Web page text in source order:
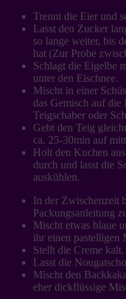
Trennt die Eier und
Lasst den Zucker
so lange weiter, bis
hat (Zur Probe
Schlagt die Eigelbe
unter den Eischnee.
Mischt in einer
das Gemisch auf die
Teigschaber oder
Gebt den Teig
ca. 25-30min auf
Holt den Kuchen
durch und lasst die
auskühlen.
In der Zwischenzeit
Packungsanleitung
Mischt etwas blaue
ihr einen pastelligen
Stellt die Creme kalt.
Lasst die
Mischt den
eher dickflüssige